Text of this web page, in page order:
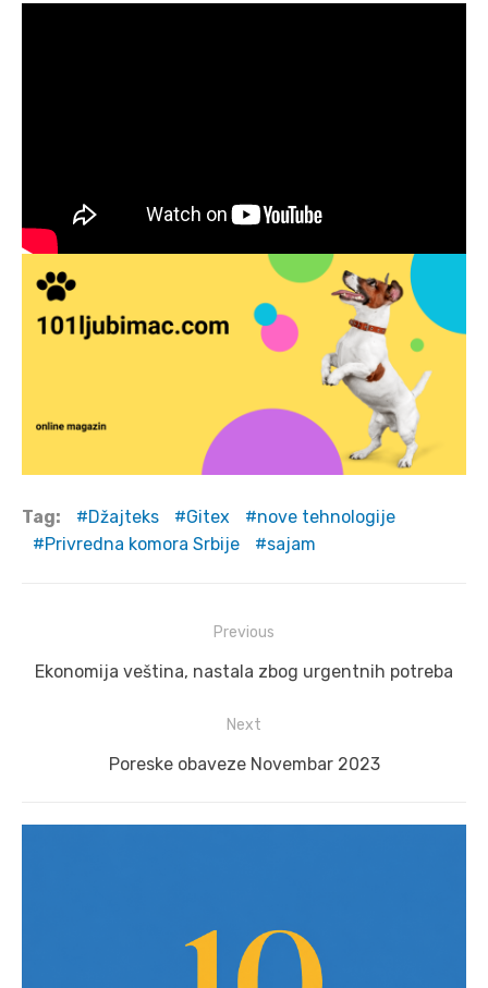
Tag: Džajteks Gitex
nove tehnologije
Privredna komora Srbije
sajam
navigation
Previous
Previous
Ekonomija veština, nastala zbog urgentnih potreba
Next
Next
Poreske obaveze Novembar 2023